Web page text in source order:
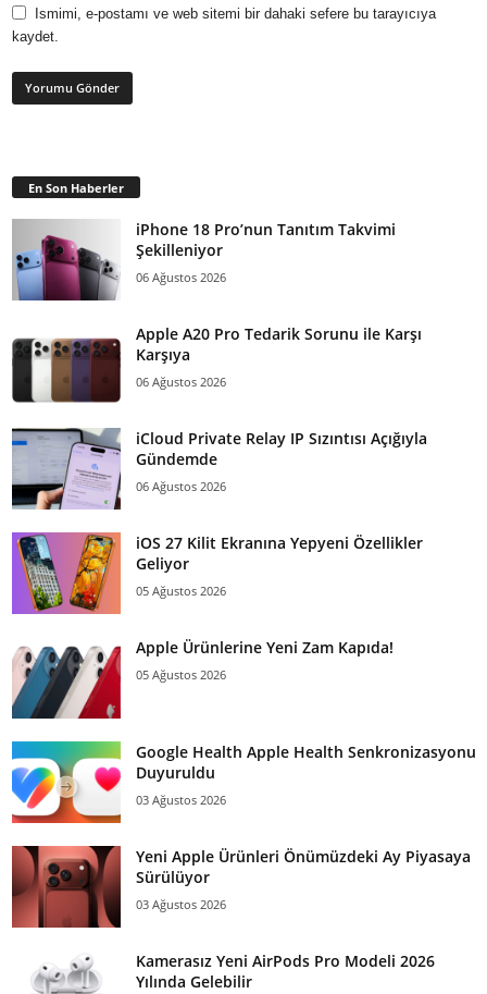
Ismimi, e-postamı ve web sitemi bir dahaki sefere bu tarayıcıya
kaydet.
En Son Haberler
iPhone 18 Pro’nun Tanıtım Takvimi
Şekilleniyor
06 Ağustos 2026
Apple A20 Pro Tedarik Sorunu ile Karşı
Karşıya
06 Ağustos 2026
iCloud Private Relay IP Sızıntısı Açığıyla
Gündemde
06 Ağustos 2026
iOS 27 Kilit Ekranına Yepyeni Özellikler
Geliyor
05 Ağustos 2026
Apple Ürünlerine Yeni Zam Kapıda!
05 Ağustos 2026
Google Health Apple Health Senkronizasyonu
Duyuruldu
03 Ağustos 2026
Yeni Apple Ürünleri Önümüzdeki Ay Piyasaya
Sürülüyor
03 Ağustos 2026
Kamerasız Yeni AirPods Pro Modeli 2026
Yılında Gelebilir